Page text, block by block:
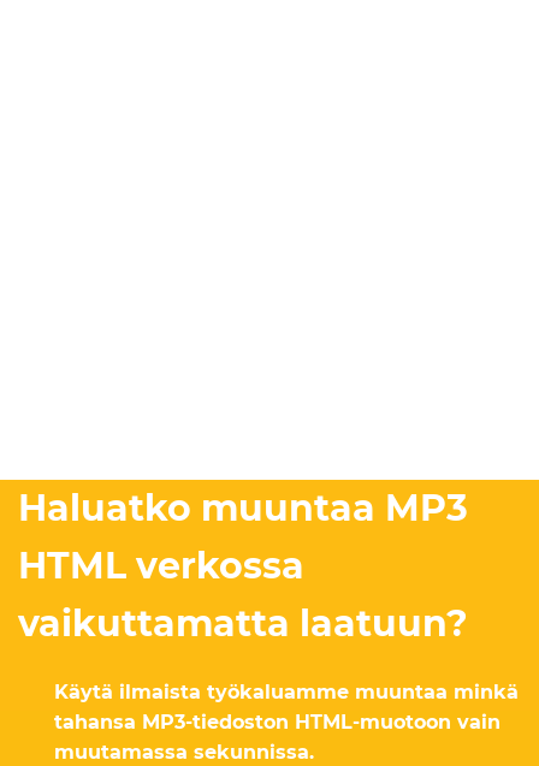
Haluatko muuntaa MP3
HTML verkossa
vaikuttamatta laatuun?
Käytä ilmaista työkaluamme muuntaa minkä
tahansa MP3-tiedoston HTML-muotoon vain
muutamassa sekunnissa.